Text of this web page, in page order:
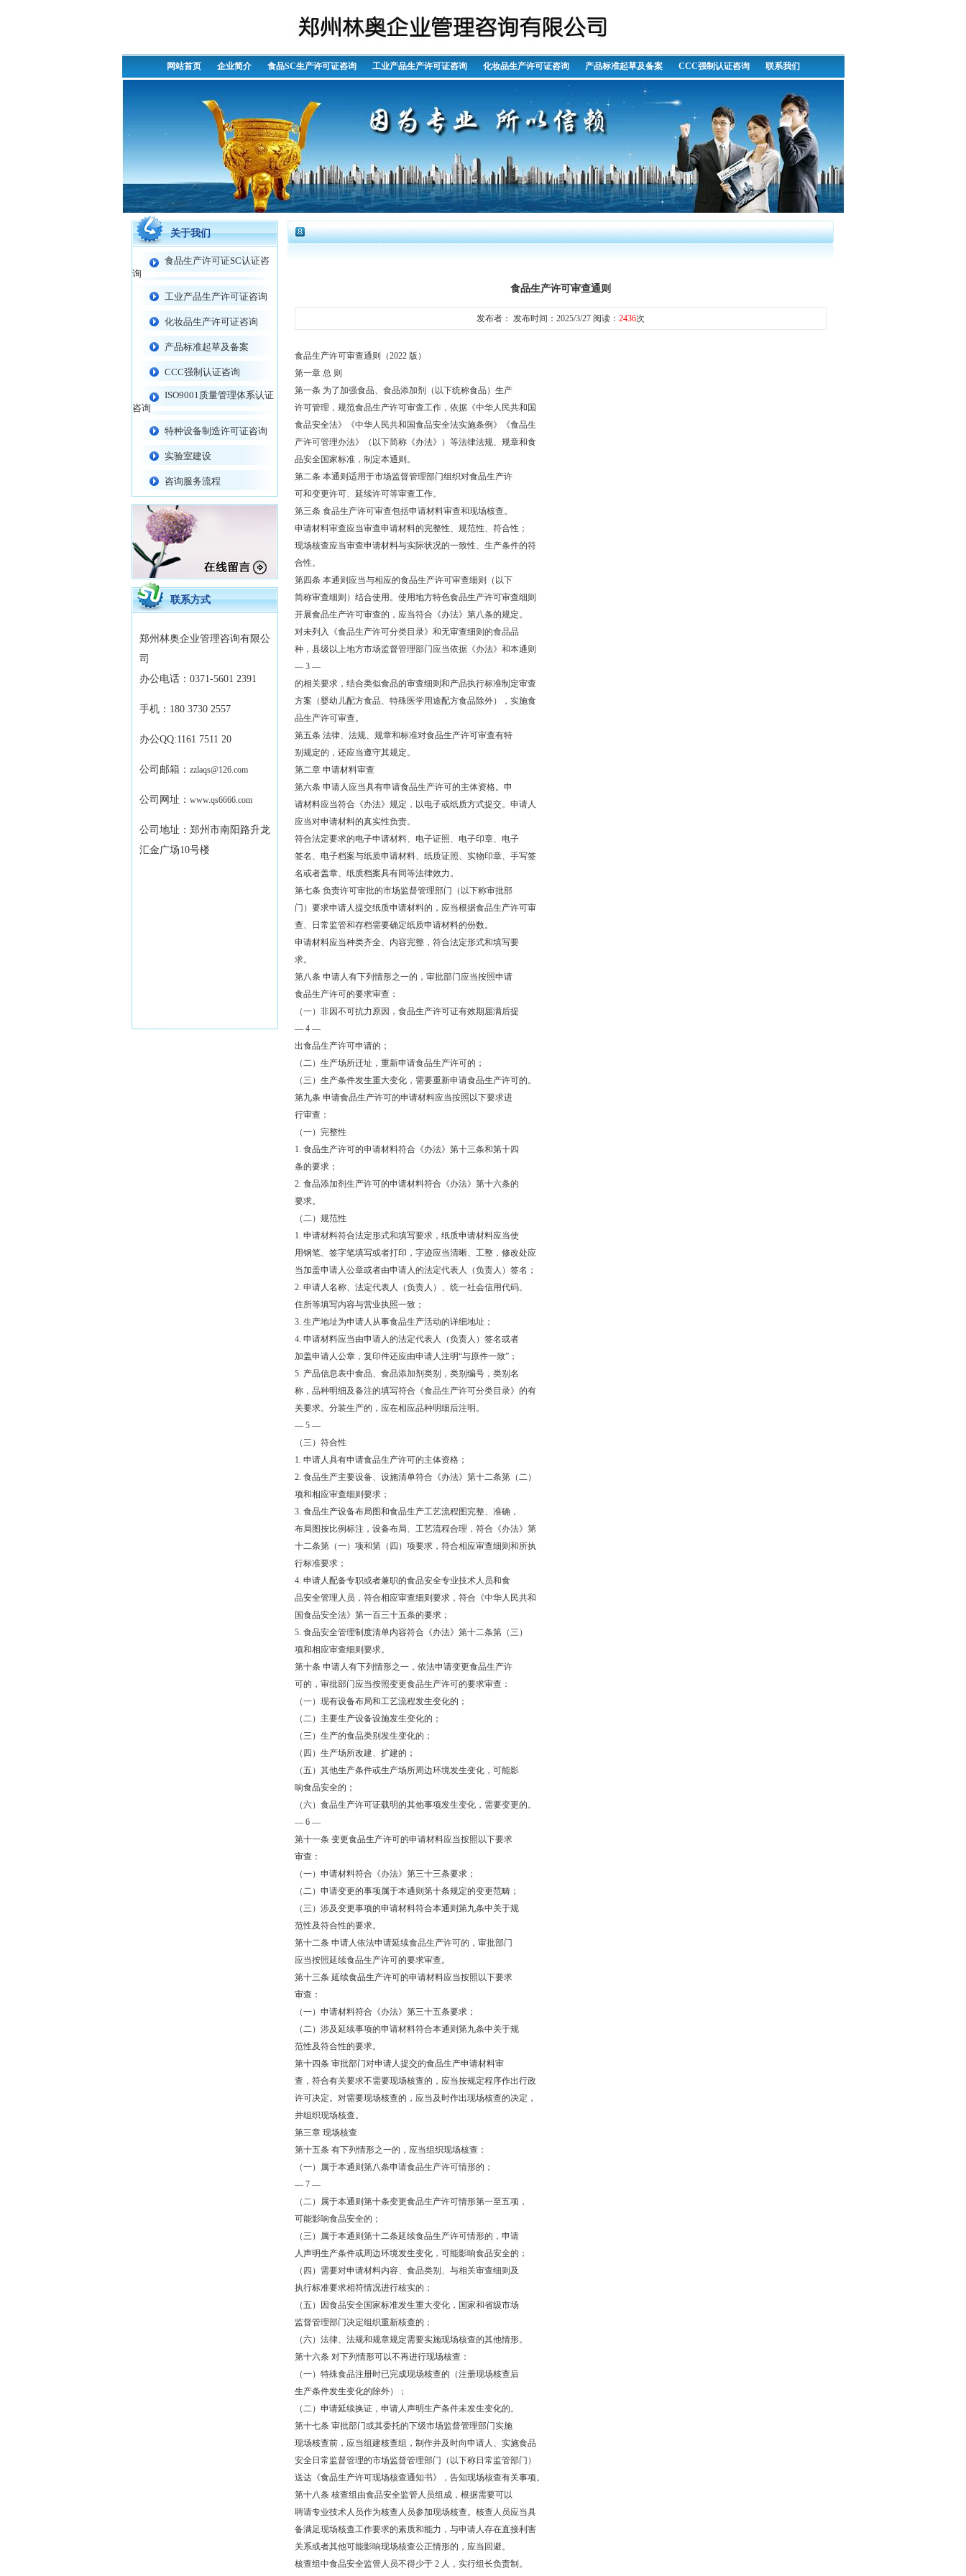
网站首页 企业简介 食品SC生产许可证咨询 工业产品生产许可证咨询 化妆品生产许可证咨询 产品标准起草及备案 CCC强制认证咨询 联系我们
关于我们
食品生产许可证SC认证咨
询
工业产品生产许可证咨询
化妆品生产许可证咨询
产品标准起草及备案
CCC强制认证咨询
ISO9001质量管理体系认证
咨询
特种设备制造许可证咨询
实验室建设
咨询服务流程
联系方式
郑州林奥企业管理咨询有限公
司
办公电话：0371-5601 2391
手机：180 3730 2557
办公QQ:1161 7511 20
公司邮箱： zzlaqs@126.com
公司网址： www.qs6666.com
公司地址：郑州市南阳路升龙
汇金广场10号楼
食品生产许可审查通则
发布者： 发布时间：2025/3/27 阅读： 2436次
食品生产许可审查通则（2022 版）
第一章 总 则
第一条 为了加强食品、食品添加剂（以下统称食品）生产
许可管理，规范食品生产许可审查工作，依据《中华人民共和国
食品安全法》《中华人民共和国食品安全法实施条例》《食品生
产许可管理办法》（以下简称《办法》）等法律法规、规章和食
品安全国家标准，制定本通则。
第二条 本通则适用于市场监督管理部门组织对食品生产许
可和变更许可、延续许可等审查工作。
第三条 食品生产许可审查包括申请材料审查和现场核查。
申请材料审查应当审查申请材料的完整性、规范性、符合性；
现场核查应当审查申请材料与实际状况的一致性、生产条件的符
合性。
第四条 本通则应当与相应的食品生产许可审查细则（以下
简称审查细则）结合使用。使用地方特色食品生产许可审查细则
开展食品生产许可审查的，应当符合《办法》第八条的规定。
对未列入《食品生产许可分类目录》和无审查细则的食品品
种，县级以上地方市场监督管理部门应当依据《办法》和本通则
— 3 —
的相关要求，结合类似食品的审查细则和产品执行标准制定审查
方案（婴幼儿配方食品、特殊医学用途配方食品除外），实施食
品生产许可审查。
第五条 法律、法规、规章和标准对食品生产许可审查有特
别规定的，还应当遵守其规定。
第二章 申请材料审查
第六条 申请人应当具有申请食品生产许可的主体资格。申
请材料应当符合《办法》规定，以电子或纸质方式提交。申请人
应当对申请材料的真实性负责。
符合法定要求的电子申请材料、电子证照、电子印章、电子
签名、电子档案与纸质申请材料、纸质证照、实物印章、手写签
名或者盖章、纸质档案具有同等法律效力。
第七条 负责许可审批的市场监督管理部门（以下称审批部
门）要求申请人提交纸质申请材料的，应当根据食品生产许可审
查、日常监管和存档需要确定纸质申请材料的份数。
申请材料应当种类齐全、内容完整，符合法定形式和填写要
求。
第八条 申请人有下列情形之一的，审批部门应当按照申请
食品生产许可的要求审查：
（一）非因不可抗力原因，食品生产许可证有效期届满后提
— 4 —
出食品生产许可申请的；
（二）生产场所迁址，重新申请食品生产许可的；
（三）生产条件发生重大变化，需要重新申请食品生产许可的。
第九条 申请食品生产许可的申请材料应当按照以下要求进
行审查：
（一）完整性
1. 食品生产许可的申请材料符合《办法》第十三条和第十四
条的要求；
2. 食品添加剂生产许可的申请材料符合《办法》第十六条的
要求。
（二）规范性
1. 申请材料符合法定形式和填写要求，纸质申请材料应当使
用钢笔、签字笔填写或者打印，字迹应当清晰、工整，修改处应
当加盖申请人公章或者由申请人的法定代表人（负责人）签名；
2. 申请人名称、法定代表人（负责人）、统一社会信用代码、
住所等填写内容与营业执照一致；
3. 生产地址为申请人从事食品生产活动的详细地址；
4. 申请材料应当由申请人的法定代表人（负责人）签名或者
加盖申请人公章，复印件还应由申请人注明“与原件一致”；
5. 产品信息表中食品、食品添加剂类别，类别编号，类别名
称，品种明细及备注的填写符合《食品生产许可分类目录》的有
关要求。分装生产的，应在相应品种明细后注明。
— 5 —
（三）符合性
1. 申请人具有申请食品生产许可的主体资格；
2. 食品生产主要设备、设施清单符合《办法》第十二条第（二）
项和相应审查细则要求；
3. 食品生产设备布局图和食品生产工艺流程图完整、准确，
布局图按比例标注，设备布局、工艺流程合理，符合《办法》第
十二条第（一）项和第（四）项要求，符合相应审查细则和所执
行标准要求；
4. 申请人配备专职或者兼职的食品安全专业技术人员和食
品安全管理人员，符合相应审查细则要求，符合《中华人民共和
国食品安全法》第一百三十五条的要求；
5. 食品安全管理制度清单内容符合《办法》第十二条第（三）
项和相应审查细则要求。
第十条 申请人有下列情形之一，依法申请变更食品生产许
可的，审批部门应当按照变更食品生产许可的要求审查：
（一）现有设备布局和工艺流程发生变化的；
（二）主要生产设备设施发生变化的；
（三）生产的食品类别发生变化的；
（四）生产场所改建、扩建的；
（五）其他生产条件或生产场所周边环境发生变化，可能影
响食品安全的；
（六）食品生产许可证载明的其他事项发生变化，需要变更的。
— 6 —
第十一条 变更食品生产许可的申请材料应当按照以下要求
审查：
（一）申请材料符合《办法》第三十三条要求；
（二）申请变更的事项属于本通则第十条规定的变更范畴；
（三）涉及变更事项的申请材料符合本通则第九条中关于规
范性及符合性的要求。
第十二条 申请人依法申请延续食品生产许可的，审批部门
应当按照延续食品生产许可的要求审查。
第十三条 延续食品生产许可的申请材料应当按照以下要求
审查：
（一）申请材料符合《办法》第三十五条要求；
（二）涉及延续事项的申请材料符合本通则第九条中关于规
范性及符合性的要求。
第十四条 审批部门对申请人提交的食品生产申请材料审
查，符合有关要求不需要现场核查的，应当按规定程序作出行政
许可决定。对需要现场核查的，应当及时作出现场核查的决定，
并组织现场核查。
第三章 现场核查
第十五条 有下列情形之一的，应当组织现场核查：
（一）属于本通则第八条申请食品生产许可情形的；
— 7 —
（二）属于本通则第十条变更食品生产许可情形第一至五项，
可能影响食品安全的；
（三）属于本通则第十二条延续食品生产许可情形的，申请
人声明生产条件或周边环境发生变化，可能影响食品安全的；
（四）需要对申请材料内容、食品类别、与相关审查细则及
执行标准要求相符情况进行核实的；
（五）因食品安全国家标准发生重大变化，国家和省级市场
监督管理部门决定组织重新核查的；
（六）法律、法规和规章规定需要实施现场核查的其他情形。
第十六条 对下列情形可以不再进行现场核查：
（一）特殊食品注册时已完成现场核查的（注册现场核查后
生产条件发生变化的除外）；
（二）申请延续换证，申请人声明生产条件未发生变化的。
第十七条 审批部门或其委托的下级市场监督管理部门实施
现场核查前，应当组建核查组，制作并及时向申请人、实施食品
安全日常监督管理的市场监督管理部门（以下称日常监管部门）
送达《食品生产许可现场核查通知书》，告知现场核查有关事项。
第十八条 核查组由食品安全监管人员组成，根据需要可以
聘请专业技术人员作为核查人员参加现场核查。核查人员应当具
备满足现场核查工作要求的素质和能力，与申请人存在直接利害
关系或者其他可能影响现场核查公正情形的，应当回避。
核查组中食品安全监管人员不得少于 2 人，实行组长负责制。